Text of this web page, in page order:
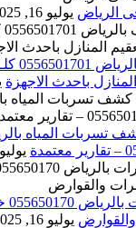
الرياض يوليو 16, 2025
باحدث الاجهزة
يوليو 16, 2025
يوليو 16, 2025